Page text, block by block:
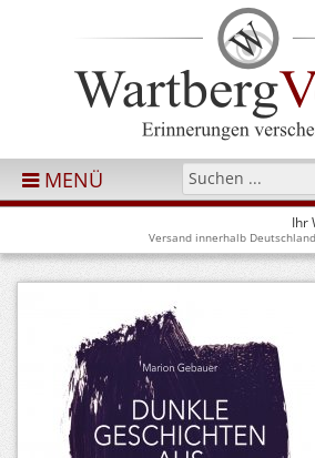
MENÜ
Ihr
Versand innerhalb